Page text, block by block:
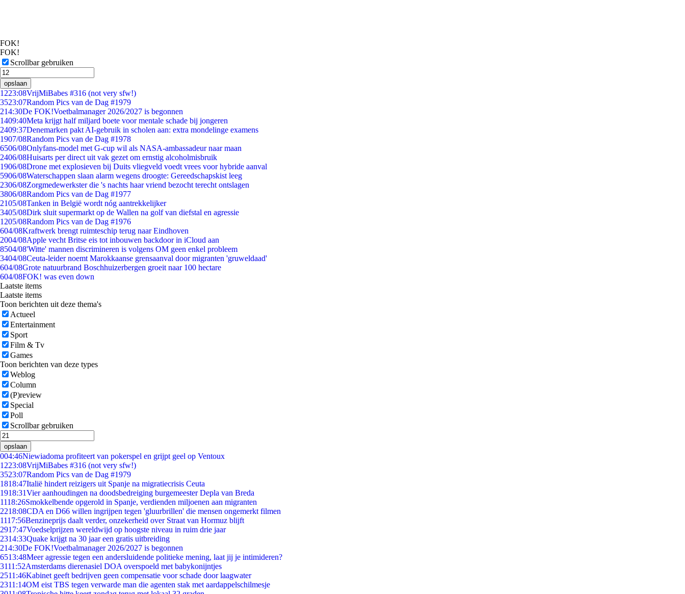
FOK!
FOK!
Scrollbar gebruiken
opslaan
1223:08VrijMiBabes #316 (not very sfw!)
3523:07Random Pics van de Dag #1979
214:30De FOK!Voetbalmanager 2026/2027 is begonnen
1409:40Meta krijgt half miljard boete voor mentale schade bij jongeren
2409:37Denemarken pakt AI-gebruik in scholen aan: extra mondelinge examens
1907/08Random Pics van de Dag #1978
6506/08Onlyfans-model met G-cup wil als NASA-ambassadeur naar maan
2406/08Huisarts per direct uit vak gezet om ernstig alcoholmisbruik
1906/08Drone met explosieven bij Duits vliegveld voedt vrees voor hybride aanval
5906/08Waterschappen slaan alarm wegens droogte: Gereedschapskist leeg
2306/08Zorgmedewerkster die 's nachts haar vriend bezocht terecht ontslagen
3806/08Random Pics van de Dag #1977
2105/08Tanken in België wordt nóg aantrekkelijker
3405/08Dirk sluit supermarkt op de Wallen na golf van diefstal en agressie
1205/08Random Pics van de Dag #1976
604/08Kraftwerk brengt ruimteschip terug naar Eindhoven
2004/08Apple vecht Britse eis tot inbouwen backdoor in iCloud aan
8504/08'Witte' mannen discrimineren is volgens OM geen enkel probleem
3404/08Ceuta-leider noemt Marokkaanse grensaanval door migranten 'gruweldaad'
604/08Grote natuurbrand Boschhuizerbergen groeit naar 100 hectare
604/08FOK! was even down
Laatste items
Laatste items
Toon berichten uit deze thema's
Actueel
Entertainment
Sport
Film & Tv
Games
Toon berichten van deze types
Weblog
Column
(P)review
Special
Poll
Scrollbar gebruiken
opslaan
004:46Niewiadoma profiteert van pokerspel en grijpt geel op Ventoux
1223:08VrijMiBabes #316 (not very sfw!)
3523:07Random Pics van de Dag #1979
1818:47Italië hindert reizigers uit Spanje na migratiecrisis Ceuta
1918:31Vier aanhoudingen na doodsbedreiging burgemeester Depla van Breda
1118:26Smokkelbende opgerold in Spanje, verdienden miljoenen aan migranten
2218:08CDA en D66 willen ingrijpen tegen 'gluurbrillen' die mensen ongemerkt filmen
1117:56Benzineprijs daalt verder, onzekerheid over Straat van Hormuz blijft
2917:47Voedselprijzen wereldwijd op hoogste niveau in ruim drie jaar
2314:33Quake krijgt na 30 jaar een gratis uitbreiding
214:30De FOK!Voetbalmanager 2026/2027 is begonnen
6513:48Meer agressie tegen een andersluidende politieke mening, laat jij je intimideren?
3111:52Amsterdams dierenasiel DOA overspoeld met babykonijntjes
2511:46Kabinet geeft bedrijven geen compensatie voor schade door laagwater
2311:14OM eist TBS tegen verwarde man die agenten stak met aardappelschilmesje